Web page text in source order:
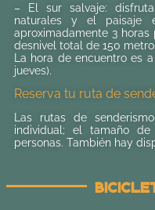
– El sur salvaje:
naturales y el paisaje
aproximadamente 3
desnivel total de 150
La hora de encuentro es
jueves).
Reserva tu ruta de
Las rutas de
individual; el tamaño
personas. También hay